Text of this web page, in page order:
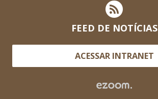
FEED DE NOTÍCIAS
ACESSAR INTRANET